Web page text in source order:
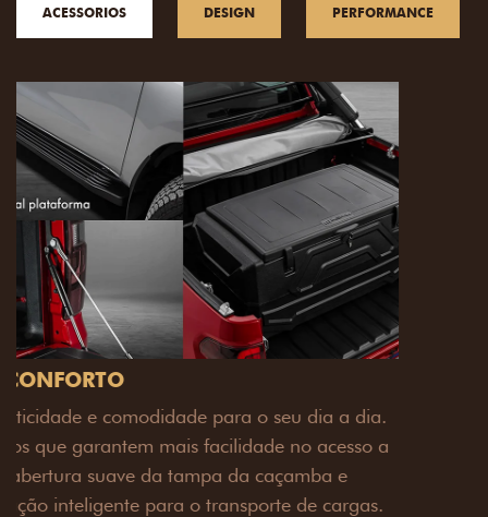
ACESSORIOS DESIGN PERFORMANCE
PACK OFF-ROAD
Prepare sua picape para qualquer desafio. O Pack
off-road combina engate de reboque para até 3,5
toneladas, alargadores de para-lamas e overbumper,
oferecendo mais capacidade de reboque, proteção